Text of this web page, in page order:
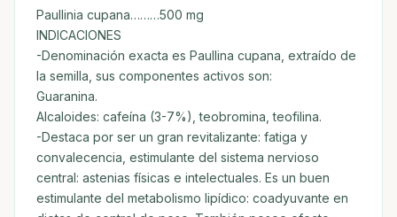
Paullinia cupana………500 mg
INDICACIONES
-Denominación exacta es Paullina cupana, extraído de
la semilla, sus componentes activos son:
Guaranina.
Alcaloides: cafeína (3-7%), teobromina, teofilina.
-Destaca por ser un gran revitalizante: fatiga y
convalecencia, estimulante del sistema nervioso
central: astenias físicas e intelectuales. Es un buen
estimulante del metabolismo lipídico: coadyuvante en